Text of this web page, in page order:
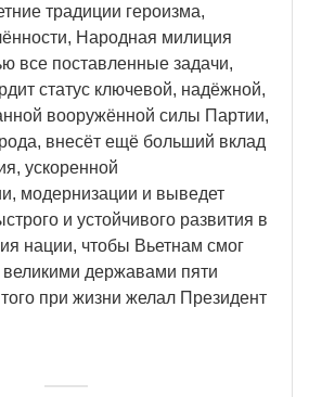
традиции героизма,
Народная милиция
все поставленные задачи,
статус ключевой, надёжной,
вооружённой силы Партии,
внесёт ещё больший вклад
ускоренной
модернизации и выведет
и устойчивого развития в
нации, чтобы Вьетнам смог
великими державами пяти
того при жизни желал Президент